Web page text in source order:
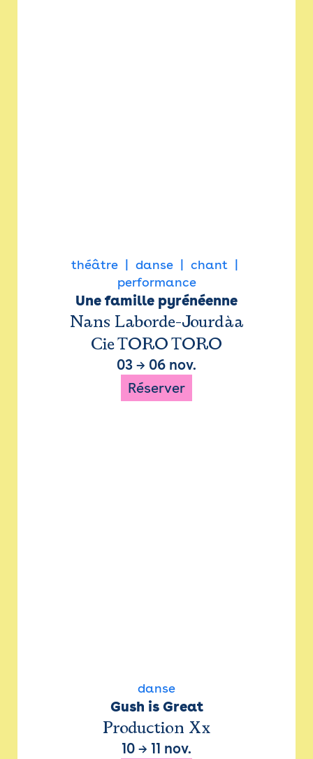
théâtre danse
chant
performance
Une famille pyrénéenne
Nans Laborde-Jourdàa
Cie TORO TORO
03 → 06 nov.
Réserver
danse
Gush is Great
Production Xx
10 → 11 nov.